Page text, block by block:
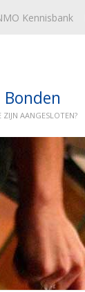
Kennisbank
Bonden
ZIJN AANGESLOTEN?